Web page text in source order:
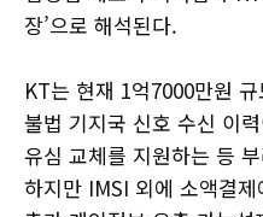
장’으로 해석된다.
KT는 현재 1억7000만원
불법 기지국 신호 수신 이
유심 교체를 지원하는 등
하지만 IMSI 외에 소액결